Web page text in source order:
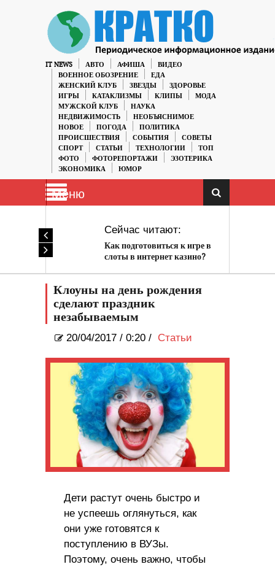
IT NEWS АВТО АФИША
ВИДЕО
ВОЕННОЕ ОБОЗРЕНИЕ
ЕДА
ЖЕНСКИЙ КЛУБ
ЗВЕЗДЫ
ЗДОРОВЬЕ
ИГРЫ
КАТАКЛИЗМЫ КЛИПЫ
МОДА
МУЖСКОЙ КЛУБ
НАУКА
НЕДВИЖИМОСТЬ
НЕОБЪЯСНИМОЕ
НОВОЕ
ПОГОДА
ПОЛИТИКА
ПРОИСШЕСТВИЯ
СОБЫТИЯ
СОВЕТЫ
СПОРТ
СТАТЬИ ТЕХНОЛОГИИ
ТОП
ФОТО
ФОТОРЕПОРТАЖИ
ЭЗОТЕРИКА
ЭКОНОМИКА
ЮМОР
Меню
Сейчас читают:
Как подготовиться к игре в
слоты в интернет казино?
Клоуны на день рождения
сделают праздник
незабываемым
20/04/2017 / 0:20 / Статьи
Дети растут очень быстро и
не успеешь оглянуться, как
они уже готовятся к
поступлению в ВУЗы.
Поэтому, очень важно, чтобы